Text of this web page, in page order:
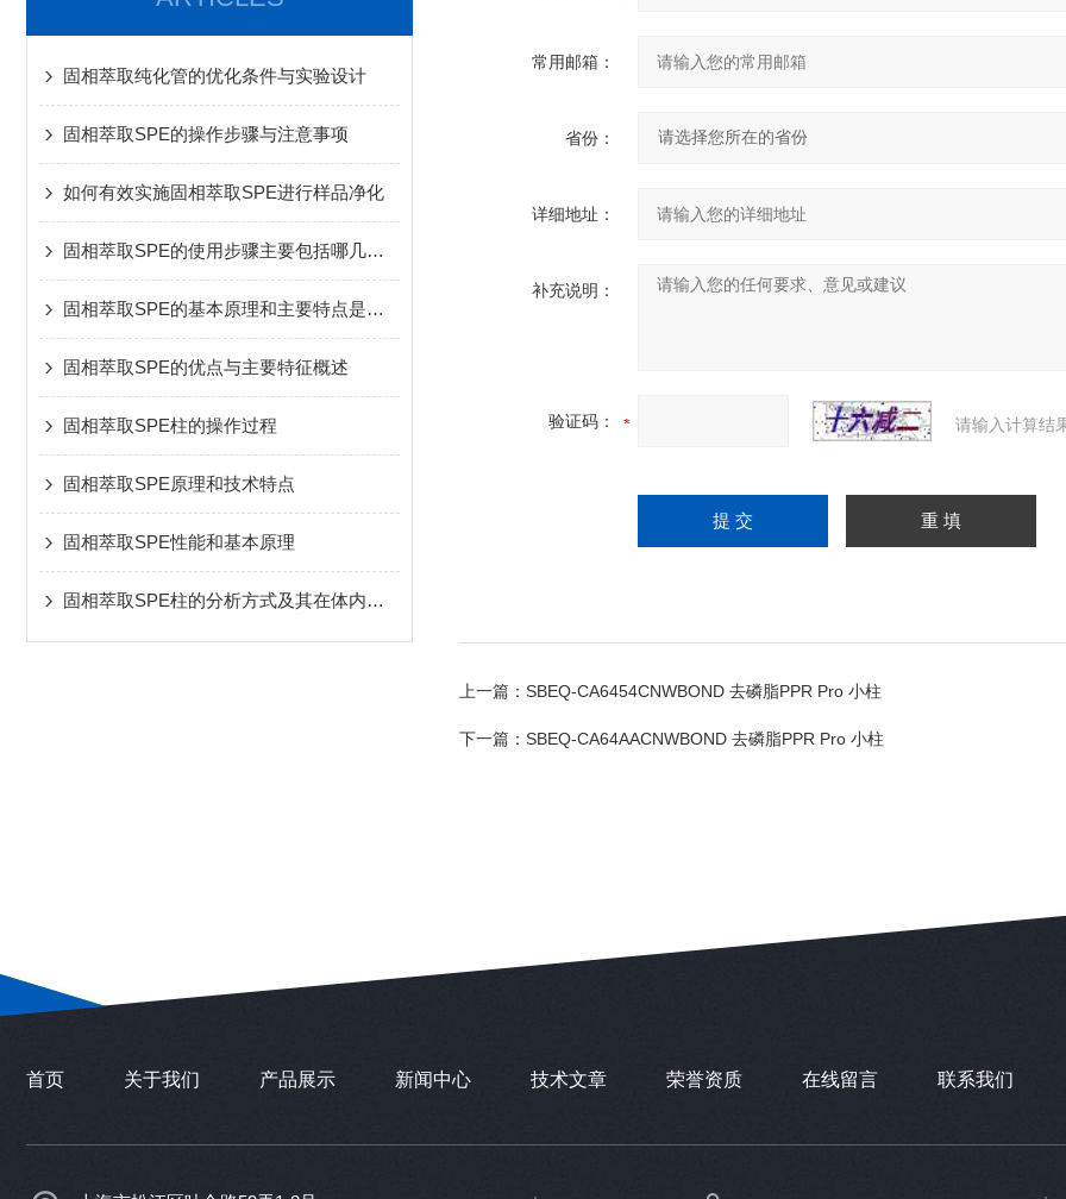
固相萃取纯化管的优化条件与实验设计
固相萃取SPE的操作步骤与注意事项
如何有效实施固相萃取SPE进行样品净化
固相萃取SPE的使用步骤主要包括哪几个？
固相萃取SPE的基本原理和主要特点是怎样的
固相萃取SPE的优点与主要特征概述
固相萃取SPE柱的操作过程
固相萃取SPE原理和技术特点
固相萃取SPE性能和基本原理
固相萃取SPE柱的分析方式及其在体内药物分析中的应用
常用邮箱：
省份：
详细地址：
补充说明：
验证码： 请输入计算结
上一篇： SBEQ-CA6454CNWBOND 去磷脂PPR Pro 小柱
下一篇： SBEQ-CA64AACNWBOND 去磷脂PPR Pro 小柱
首页 关于我们 产品展示 新闻中心 技术文章 荣誉资质 在线留言 联系我们